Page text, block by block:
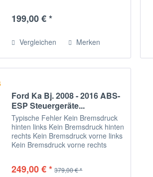
einer Werkstatt Ihrer Wahl
199,00 € *
Vergleichen Merken
Ford Ka Bj. 2008 - 2016 ABS-
ESP Steuergeräte...
Typische Fehler Kein Bremsdruck
hinten links Kein Bremsdruck hinten
rechts Kein Bremsdruck vorne links
Kein Bremsdruck vorne rechts
Hydraulikblock öffnet nicht 1.
249,00 € * 379,00 € *